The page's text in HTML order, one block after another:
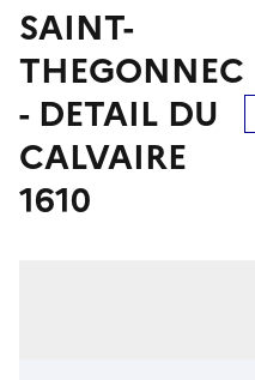
SAINT-
THEGONNEC
- DETAIL DU
CALVAIRE
1610